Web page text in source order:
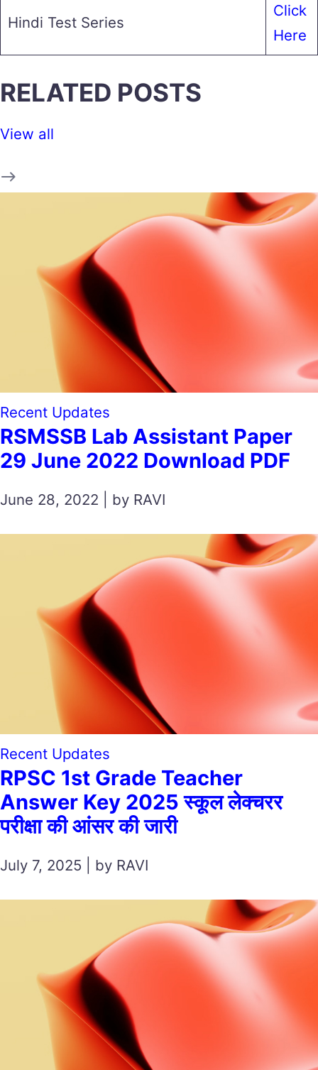
Hindi Test Series
Click
Here
RELATED POSTS
View all
Recent Updates
RSMSSB Lab Assistant Paper
29 June 2022 Download PDF
June 28, 2022 | by RAVI
Recent Updates
RPSC 1st Grade Teacher
Answer Key 2025 स्कूल लेक्चरर
परीक्षा की आंसर की जारी
July 7, 2025 | by RAVI